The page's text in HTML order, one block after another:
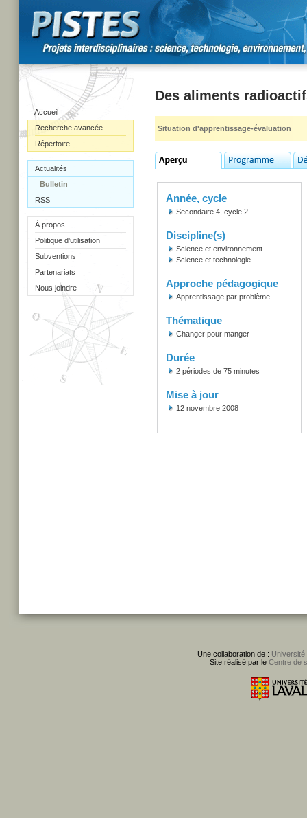
Accueil
Recherche avancée
Répertoire
Actualités
Bulletin
RSS
À propos
Politique d'utilisation
Subventions
Partenariats
Nous joindre
Des aliments
Situation d'apprentissage-évaluation
Année, cycle
Secondaire 4, cycle 2
Discipline(s)
Science et environnement
Science et technologie
Approche pédagogique
Apprentissage par problème
Thématique
Changer pour manger
Durée
2 périodes de 75 minutes
Mise à jour
12 novembre 2008
Une collaboration de : Université
Site réalisé par le Centre de